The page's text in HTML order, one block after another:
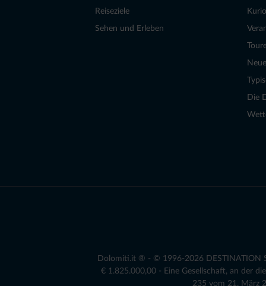
Reiseziele
Sehen und Erleben
Die
Dolomiti.it ® - © 1996-2026 DESTINATION
€ 1.825.000,00 - Eine Gesellschaft, an der
235 vom 21. März